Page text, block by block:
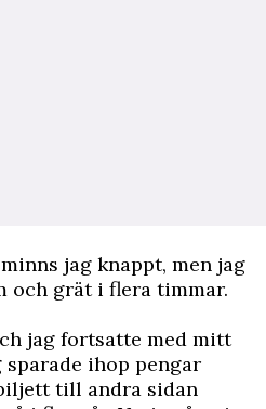
jag knappt, men jag
och grät i flera timmar.
jag fortsatte med mitt
ihop pengar
till andra sidan